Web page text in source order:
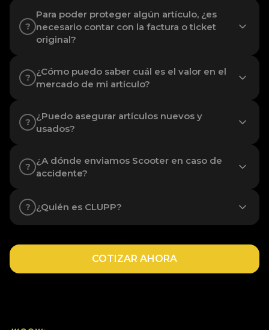
?
Para poder proteger algún artículo, ¿es
necesario contar con la factura o ticket
original?
?
¿Cómo puedo saber cuál es el valor en el
mercado de mi artículo?
?
¿Puedo asegurar artículos nuevos y
usados?
?
¿A dónde enviamos Scooter en caso de
accidente?
? ¿Quién es CLUPP?
COTIZAR AHORA